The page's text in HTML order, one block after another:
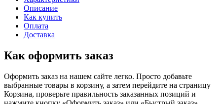
Описание
Как купить
Оплата
Доставка
Как оформить заказ
Оформить заказ на нашем сайте легко. Просто добавьте
выбранные товары в корзину, а затем перейдите на страницу
Корзина, проверьте правильность заказанных позиций и